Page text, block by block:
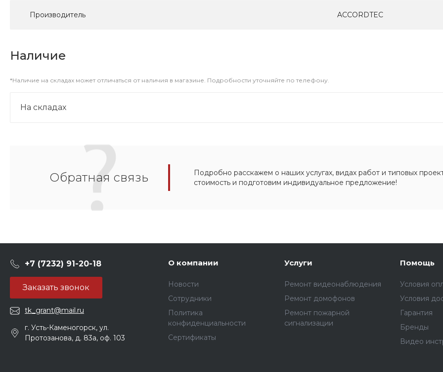
Производитель ACCORDTEC
Наличие
*Наличие на складах может отличаться от наличия в магазине. Подробности уточняйте по телефону.
На складах
Обратная связь
Подробно расскажем о наших услугах, видах работ и типовых
стоимость и подготовим индивидуальное предложение!
+7 (7232) 91-20-18
Заказать звонок
tk_grant@mail.ru
г. Усть-Каменогорск, ул.
Протозанова, д. 83а, оф. 103
О компании
Новости
Сотрудники
Политика
конфиденциальности
Сертификаты
Услуги
Ремонт видеонаблюдения
Ремонт домофонов
Ремонт пожарной
сигнализации
Помощь
Условия
Условия
Гарантия
Бренды
Видео